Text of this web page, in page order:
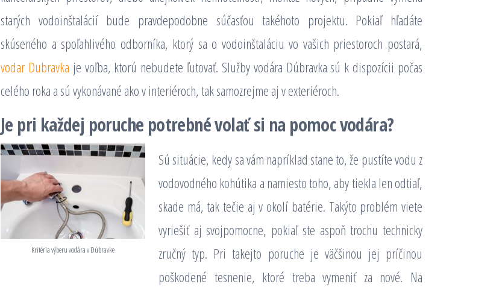
starých vodoinštalácií bude pravdepodobne súčasťou takéhoto projektu. Pokiaľ hľadáte
skúseného a spoľahlivého odborníka, ktorý sa o vodoinštaláciu vo vašich priestoroch postará,
vodar Dubravka je voľba, ktorú nebudete ľutovať. Služby vodára Dúbravka sú k dispozícii počas
celého roka a sú vykonávané ako v interiéroch, tak samozrejme aj v exteriéroch.
Je pri každej poruche potrebné volať si na pomoc vodára?
Kritéria výberu vodára v Dúbravke
Sú situácie, kedy sa vám napríklad stane to, že pustíte vodu z
vodovodného kohútika a namiesto toho, aby tiekla len odtiaľ,
skade má, tak tečie aj v okolí batérie. Takýto problém viete
vyriešiť aj svojpomocne, pokiaľ ste aspoň trochu technicky
zručný typ. Pri takejto poruche je väčšinou jej príčinou
poškodené tesnenie, ktoré treba vymeniť za nové. Na